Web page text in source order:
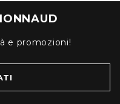
e promozioni!